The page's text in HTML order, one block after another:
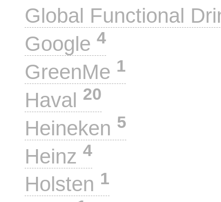
Global Functional
Google 4
GreenMe 1
Haval 20
Heineken 5
Heinz 4
Holsten 1